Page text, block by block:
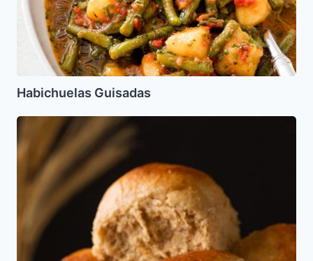
Habichuelas Guisadas
Bollos
integrales